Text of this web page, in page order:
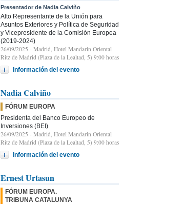
Presentador de Nadia Calviño
Alto Representante de la Unión para
Asuntos Exteriores y Política de Seguridad
y Vicepresidente de la Comisión Europea
(2019-2024)
26/09/2025 - Madrid, Hotel Mandarin Oriental
Ritz de Madrid (Plaza de la Lealtad, 5) 9:00 horas
Información del evento
Nadia Calviño
FÓRUM EUROPA
Presidenta del Banco Europeo de
Inversiones (BEI)
26/09/2025 - Madrid, Hotel Mandarin Oriental
Ritz de Madrid (Plaza de la Lealtad, 5) 9:00 horas
Información del evento
Ernest Urtasun
FÓRUM EUROPA.
TRIBUNA CATALUNYA